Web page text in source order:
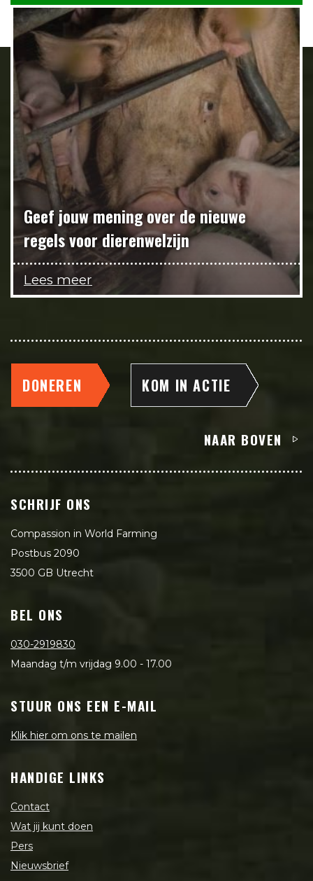
Geef jouw mening over de nieuwe
regels voor dierenwelzijn
Lees meer
DONEREN KOM IN ACTIE
NAAR BOVEN
SCHRIJF ONS
Compassion in World Farming
Postbus 2090
3500 GB Utrecht
BEL ONS
030-2919830
Maandag t/m vrijdag 9.00 - 17.00
STUUR ONS EEN E-MAIL
Klik hier om ons te mailen
HANDIGE LINKS
Contact
Wat jij kunt doen
Pers
Nieuwsbrief